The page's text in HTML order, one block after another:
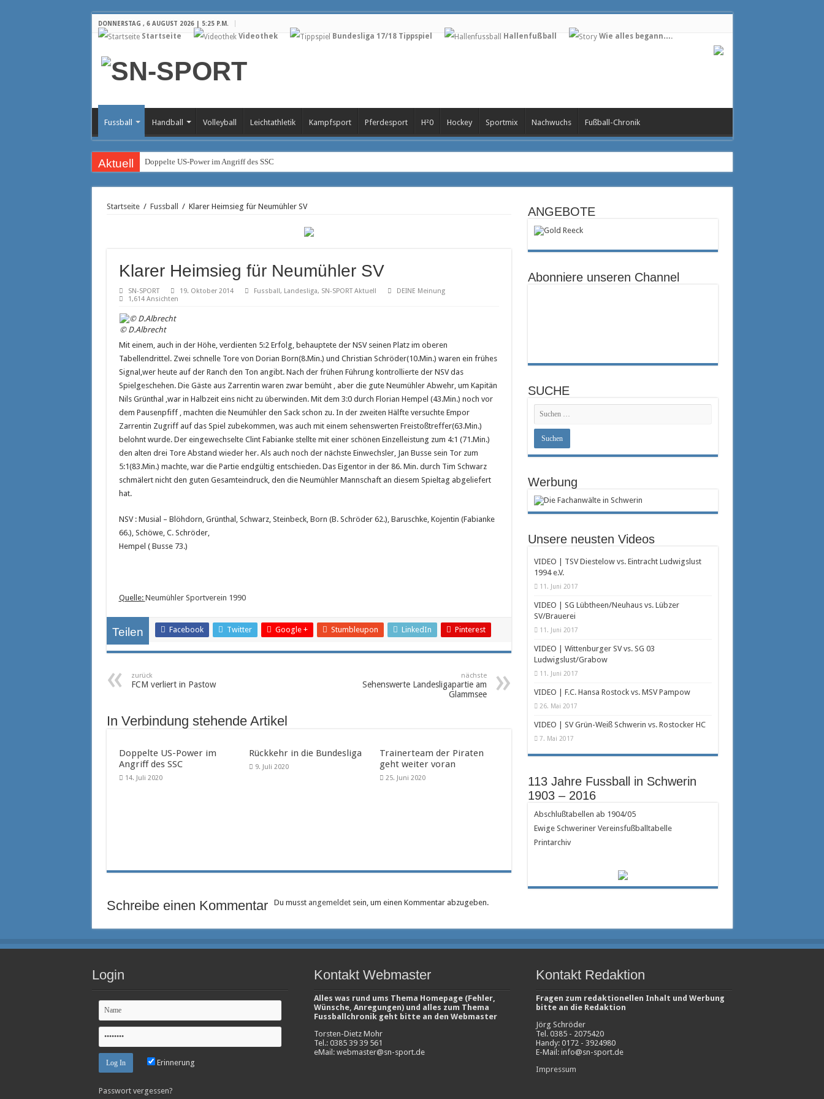
DONNERSTAG , 6 AUGUST 2026 | 5:25 P.M.
Startseite Videothek Bundesliga 17/18 Tippspiel Hallenfußball Wie alles begann….
Fussball Handball Volleyball Leichtathletik Kampfsport Pferdesport H²0 Hockey Sportmix Nachwuchs Fußball-Chronik
Aktuell Doppelte US-Power im Angriff des SSC
Trainerteam der Piraten geht weiter voran
Maximilian Böttcher hält weiter den Kasten sauber
FCM Kapitän Tino Witkowski setzt Signal
Neues vom Reitsport
Startseite / Fussball / Klarer Heimsieg für Neumühler SV
Klarer Heimsieg für Neumühler SV
SN-SPORT 19. Oktober 2014 Fussball , Landesliga, SN-SPORT Aktuell
DEINE Meinung
1,614 Ansichten
© D.Albrecht
Mit einem, auch in der Höhe, verdienten 5:2 Erfolg, behauptete der NSV seinen Platz im oberen
Tabellendrittel. Zwei schnelle Tore von Dorian Born(8.Min.) und Christian Schröder(10.Min.) waren ein frühes
Signal,wer heute auf der Ranch den Ton angibt. Nach der frühen Führung kontrollierte der NSV das
Spielgeschehen. Die Gäste aus Zarrentin waren zwar bemüht , aber die gute Neumühler Abwehr, um Kapitän
Nils Grünthal ,war in Halbzeit eins nicht zu überwinden. Mit dem 3:0 durch Florian Hempel (43.Min.) noch vor
dem Pausenpfiff , machten die Neumühler den Sack schon zu. In der zweiten Hälfte versuchte Empor
Zarrentin Zugriff auf das Spiel zubekommen, was auch mit einem sehenswerten Freistoßtreffer(63.Min.)
belohnt wurde. Der eingewechselte Clint Fabianke stellte mit einer schönen Einzelleistung zum 4:1 (71.Min.)
den alten drei Tore Abstand wieder her. Als auch noch der nächste Einwechsler, Jan Busse sein Tor zum
5:1(83.Min.) machte, war die Partie endgültig entschieden. Das Eigentor in der 86. Min. durch Tim Schwarz
schmälert nicht den guten Gesamteindruck, den die Neumühler Mannschaft an diesem Spieltag abgeliefert
hat.
NSV : Musial – Blöhdorn, Grünthal, Schwarz, Steinbeck, Born (B. Schröder 62.), Baruschke, Kojentin (Fabianke
66.), Schöwe, C. Schröder,
Hempel ( Busse 73.)
Quelle: Neumühler Sportverein 1990
Teilen Facebook Twitter Google + Stumbleupon LinkedIn Pinterest
zurück
FCM verliert in Pastow
nächste
Sehenswerte Landesligapartie am
Glammsee
In Verbindung stehende Artikel
Doppelte US-Power im
Angriff des SSC
14. Juli 2020
Rückkehr in die Bundesliga
9. Juli 2020
Trainerteam der Piraten
geht weiter voran
25. Juni 2020
Schreibe einen Kommentar Du musst angemeldetsein, um einen Kommentar abzugeben.
ANGEBOTE
Abonniere unseren Channel
SUCHE
Werbung
Unsere neusten Videos
VIDEO | TSV Diestelow vs. Eintracht Ludwigslust
1994 e.V.
11. Juni 2017
VIDEO | SG Lübtheen/Neuhaus vs. Lübzer
SV/Brauerei
11. Juni 2017
VIDEO | Wittenburger SV vs. SG 03
Ludwigslust/Grabow
11. Juni 2017
VIDEO | F.C. Hansa Rostock vs. MSV Pampow
26. Mai 2017
VIDEO | SV Grün-Weiß Schwerin vs. Rostocker HC
7. Mai 2017
113 Jahre Fussball in Schwerin
1903 – 2016
Abschlußtabellen ab 1904/05
Ewige Schweriner Vereinsfußballtabelle
Printarchiv
Login
Erinnerung
Passwort vergessen?
Kontakt Webmaster
Alles was rund ums Thema Homepage (Fehler,
Wünsche, Anregungen) und alles zum Thema
Fussballchronik geht bitte an den Webmaster
Torsten-Dietz Mohr
Tel.: 0385 39 39 561
eMail: webmaster@sn-sport.de
Kontakt Redaktion
Fragen zum redaktionellen Inhalt und Werbung
bitte an die Redaktion
Jörg Schröder
Tel. 0385 - 2075420
Handy: 0172 - 3924980
E-Mail: info@sn-sport.de
Impressum